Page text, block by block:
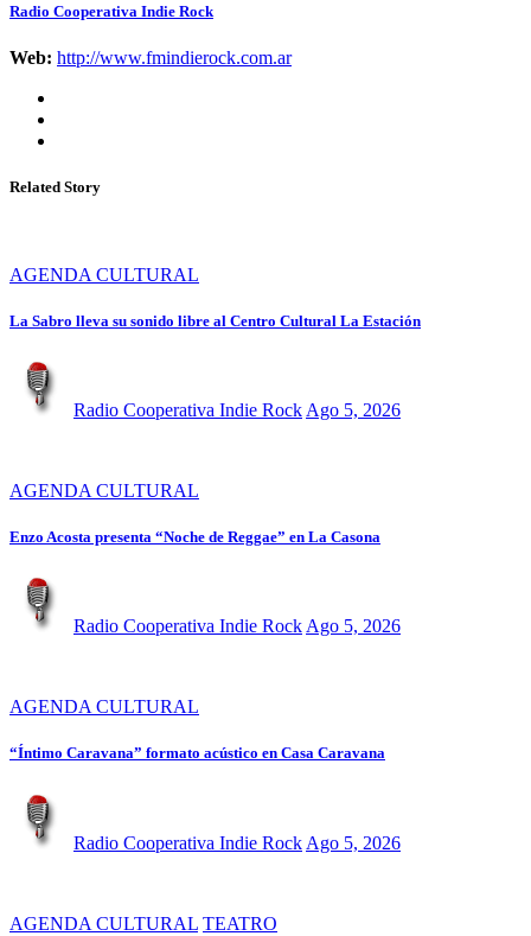
Radio Cooperativa Indie Rock
Web: http://www.fmindierock.com.ar
Related Story
AGENDA CULTURAL
La Sabro lleva su sonido libre al Centro Cultural La Estación
Radio Cooperativa Indie Rock Ago 5, 2026
AGENDA CULTURAL
Enzo Acosta presenta “Noche de Reggae” en La Casona
Radio Cooperativa Indie Rock Ago 5, 2026
AGENDA CULTURAL
“Íntimo Caravana” formato acústico en Casa Caravana
Radio Cooperativa Indie Rock Ago 5, 2026
AGENDA CULTURAL TEATRO